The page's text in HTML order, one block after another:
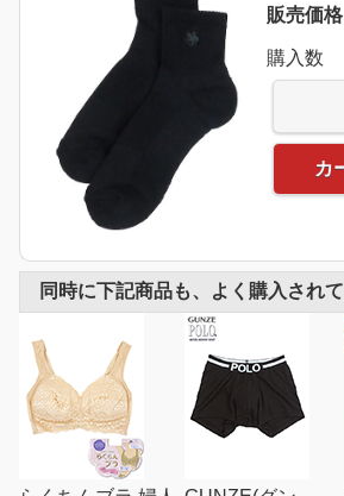
販売価格
購入数
カ
同時に下記商品も、よく購入されて